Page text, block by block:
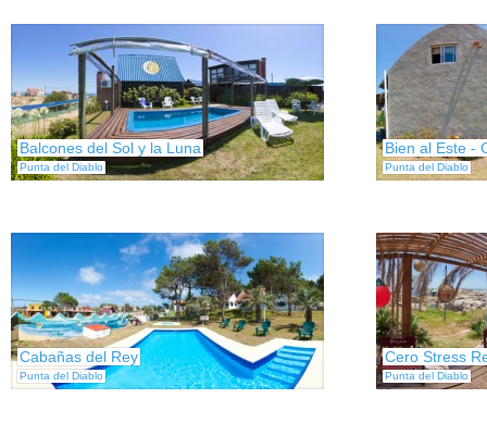
Balcones del Sol y la Luna
Punta del Diablo
Bien al Este -
Punta del Diablo
Cabañas del Rey
Punta del Diablo
Cero Stress
Punta del Diablo